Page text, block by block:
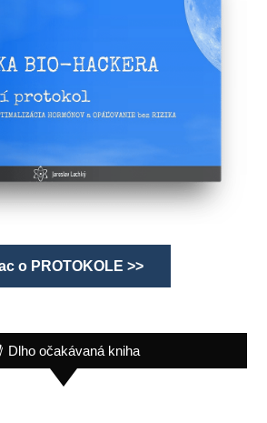
o PROTOKOLE >>
Dlho očakávaná kniha